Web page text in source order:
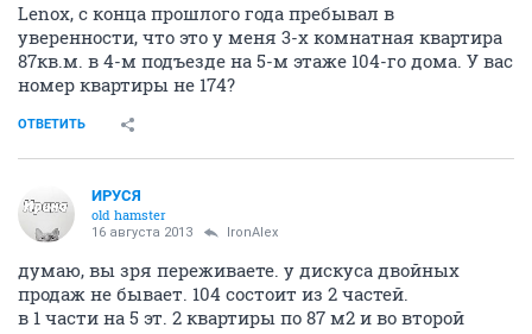
Lenox, с конца прошлого года пребывал в
уверенности, что это у меня 3-х комнатная квартира
87кв.м. в 4-м подъезде на 5-м этаже 104-го дома. У вас
номер квартиры не 174?
ОТВЕТИТЬ
ИРУСЯ
old hamster
16 августа 2013 IronAlex
думаю, вы зря переживаете. у дискуса двойных
продаж не бывает. 104 состоит из 2 частей.
в 1 части на 5 эт. 2 квартиры по 87 м2 и во второй